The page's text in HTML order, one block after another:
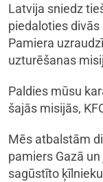
Latvija sniedz
piedaloties
Pamiera
uzturēšanas
Paldies mūsu
šajās misijās,
Mēs atbalstām
pamiers Gazā
sagūstīto